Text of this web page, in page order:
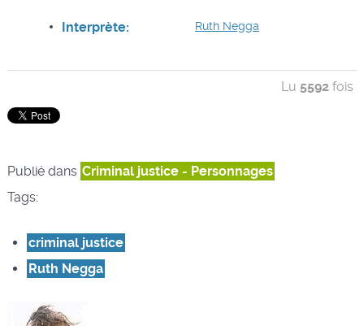
Interprète: Ruth Negga
Lu 5592 fois
Publié dans Criminal justice - Personnages
Tags:
criminal justice
Ruth Negga